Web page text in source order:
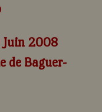
Juin 2008
de Baguer-